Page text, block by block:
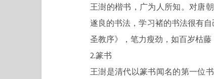
王澍的楷书，广为人所知。对唐
遂良的书法，学习褚的书法很有
圣教序》，笔力瘦劲，如百岁枯
2.篆书
王澍是清代以篆书闻名的第一位